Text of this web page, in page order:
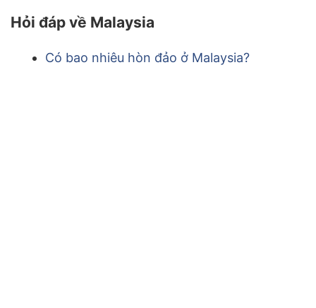
hướng
Hỏi đáp về Malaysia
Có bao nhiêu hòn đảo ở Malaysia?